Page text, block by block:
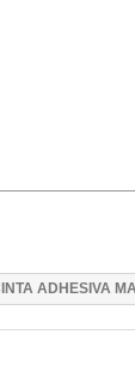
ADHESIVA